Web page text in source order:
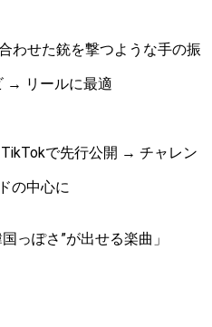
わせた銃を撃つような手の振
→ リールに最適
で先行公開 → チャレン
の中心に
っぽさ”が出せる楽曲」